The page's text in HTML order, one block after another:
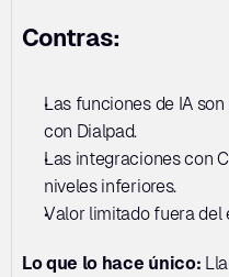
Contras:
Las funciones de IA
con Dialpad.
Las integraciones con
niveles inferiores.
Valor limitado fuera del
Lo que lo hace único: